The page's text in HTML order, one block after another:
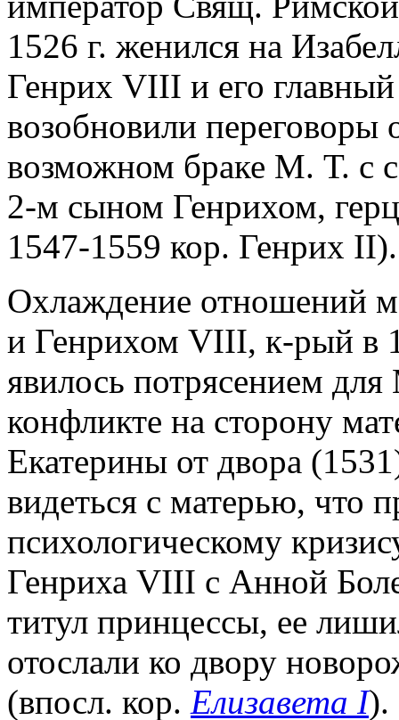
1526 г. женился на
Генрих VIII и его
возобновили
возможном браке М. Т. с
2-м сыном Генрихом,
1547-1559 кор. Генрих II).
Охлаждение отношений
и Генрихом VIII, к-рый в
явилось потрясением
конфликте на сторону
Екатерины от двора
видеться с матерью, что
психологическому
Генриха VIII с Анной
титул принцессы, ее
отослали ко двору
(впосл. кор. Елизавета I).